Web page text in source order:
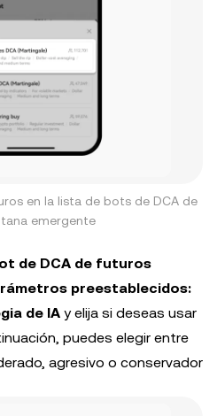
en la lista de bots de DCA de
emergente
de DCA de futuros
preestablecidos:
de IA y elija si deseas usar
puedes elegir entre
agresivo o conservador